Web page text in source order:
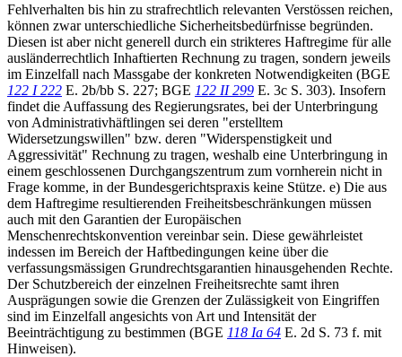
Fehlverhalten bis hin zu strafrechtlich relevanten Verstössen reichen,
können zwar unterschiedliche Sicherheitsbedürfnisse begründen.
Diesen ist aber nicht generell durch ein strikteres Haftregime für alle
ausländerrechtlich Inhaftierten Rechnung zu tragen, sondern jeweils
im Einzelfall nach Massgabe der konkreten Notwendigkeiten (BGE
122 I 222 E. 2b/bb S. 227; BGE 122 II 299 E. 3c S. 303). Insofern
findet die Auffassung des Regierungsrates, bei der Unterbringung
von Administrativhäftlingen sei deren "erstelltem
Widersetzungswillen" bzw. deren "Widerspenstigkeit und
Aggressivität" Rechnung zu tragen, weshalb eine Unterbringung in
einem geschlossenen Durchgangszentrum zum vornherein nicht in
Frage komme, in der Bundesgerichtspraxis keine Stütze. e) Die aus
dem Haftregime resultierenden Freiheitsbeschränkungen müssen
auch mit den Garantien der Europäischen
Menschenrechtskonvention vereinbar sein. Diese gewährleistet
indessen im Bereich der Haftbedingungen keine über die
verfassungsmässigen Grundrechtsgarantien hinausgehenden Rechte.
Der Schutzbereich der einzelnen Freiheitsrechte samt ihren
Ausprägungen sowie die Grenzen der Zulässigkeit von Eingriffen
sind im Einzelfall angesichts von Art und Intensität der
Beeinträchtigung zu bestimmen (BGE 118 Ia 64 E. 2d S. 73 f. mit
Hinweisen).